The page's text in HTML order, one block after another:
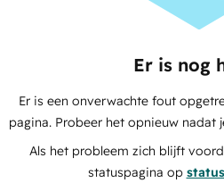
Er is nog
Er is een onverwachte fout
pagina. Probeer het opnieuw nadat
Als het probleem zich blijft
statuspagina op